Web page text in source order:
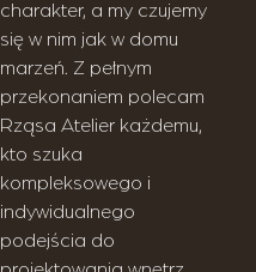
charakter, a my czujemy
się w nim jak w domu
marzeń. Z pełnym
przekonaniem polecam
Rząsa Atelier każdemu,
kto szuka
kompleksowego i
indywidualnego
podejścia do